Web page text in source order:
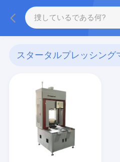
スタータルプレッシング